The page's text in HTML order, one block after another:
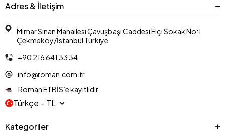
Adres & İletişim
Mimar Sinan Mahallesi Çavuşbaşı Caddesi Elçi Sokak No:1
Çekmeköy/İstanbul Türkiye
+90 216 641 33 34
info@roman.com.tr
Roman ETBİS’e kayıtlıdır
Türkçe − TL
Kategoriler